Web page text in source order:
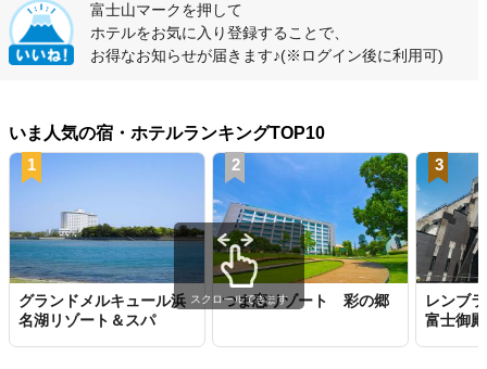
富士山マークを押して
ホテルをお気に入り登録することで、
お得なお知らせが届きます♪(※ログイン後に利用可)
いま人気の宿・ホテルランキングTOP10
1
グランドメルキュール浜
名湖リゾート＆スパ
2
つま恋リゾート 彩の郷
3
レンブ
富士御
スクロールできます